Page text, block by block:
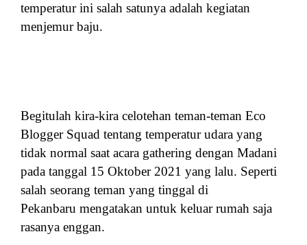
temperatur ini salah satunya adalah kegiatan
menjemur baju.
Begitulah kira-kira celotehan teman-teman Eco
Blogger Squad tentang temperatur udara yang
tidak normal saat acara gathering dengan Madani
pada tanggal 15 Oktober 2021 yang lalu. Seperti
salah seorang teman yang tinggal di
Pekanbaru mengatakan untuk keluar rumah saja
rasanya enggan.